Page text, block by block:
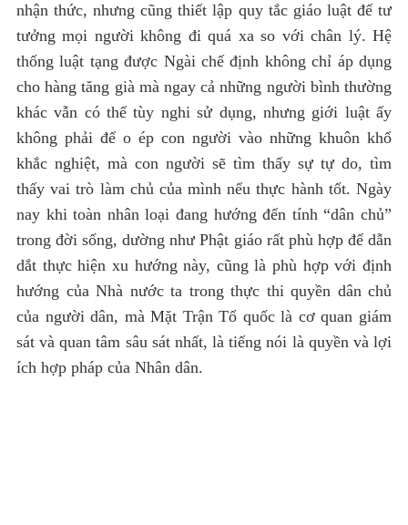
nhận thức, nhưng cũng thiết lập quy tắc giáo luật để tư
tưởng mọi người không đi quá xa so với chân lý. Hệ
thống luật tạng được Ngài chế định không chỉ áp dụng
cho hàng tăng già mà ngay cả những người bình thường
khác vẫn có thể tùy nghi sử dụng, nhưng giới luật ấy
không phải để o ép con người vào những khuôn khổ
khắc nghiệt, mà con người sẽ tìm thấy sự tự do, tìm
thấy vai trò làm chủ của mình nếu thực hành tốt. Ngày
nay khi toàn nhân loại đang hướng đến tính “dân chủ”
trong đời sống, dường như Phật giáo rất phù hợp để dẫn
dắt thực hiện xu hướng này, cũng là phù hợp với định
hướng của Nhà nước ta trong thực thi quyền dân chủ
của người dân, mà Mặt Trận Tổ quốc là cơ quan giám
sát và quan tâm sâu sát nhất, là tiếng nói là quyền và lợi
ích hợp pháp của Nhân dân.